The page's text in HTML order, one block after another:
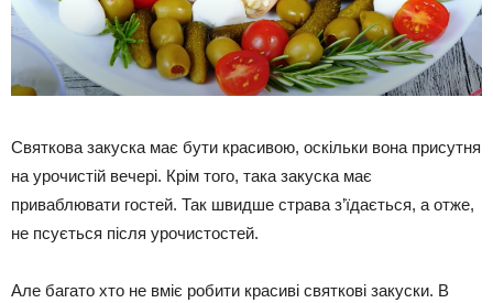
Святкова закуска має бути красивою, оскільки вона присутня
на урочистій вечері. Крім того, така закуска має
приваблювати гостей. Так швидше страва з’їдається, а отже,
не псується після урочистостей.
Але багато хто не вміє робити красиві святкові закуски. В